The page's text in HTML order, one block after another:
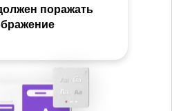
поражать